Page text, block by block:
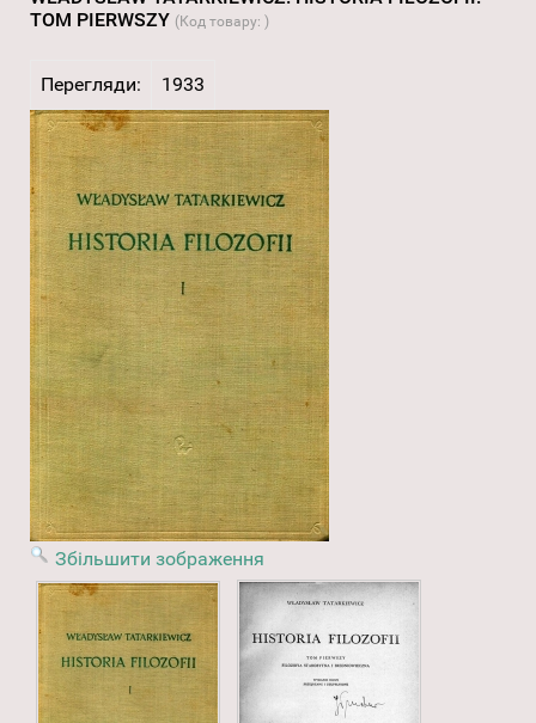
TOM PIERWSZY (Код товару: )
Перегляди: 1933
Збільшити зображення